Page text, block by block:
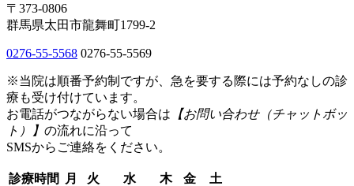
〒373-0806
群馬県太田市龍舞町1799-2
0276-55-5568 0276-55-5569
※当院は順番予約制ですが、急を要する際には予約なしの診
療も受け付けています。
お電話がつながらない場合は 【お問い合わせ（チャットボッ
ト）】 の流れに沿って
SMSからご連絡をください。
診療時間 月 火 水 木 金
土